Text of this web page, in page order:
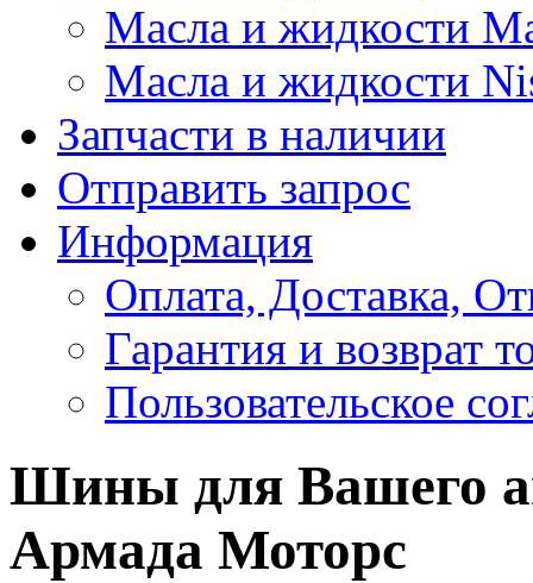
Масла и жидкости
Масла и жидкости
Запчасти в наличии
Отправить запрос
Информация
Оплата, Доставка,
Гарантия и возврат
Пользовательское
Шины для Вашего
Армада Моторс